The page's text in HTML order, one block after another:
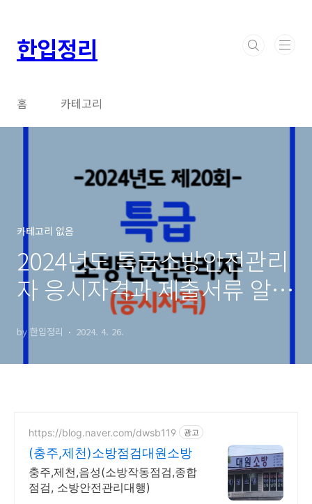
한입정리
홈 카테고리
카테고리 없음
2024년도 특급소방안전관리
자 응시자격과 제출서류 알아
by 한입정리 2024. 4. 26.
https://blog.naver.com/dwsb119 광고
(충주,제천)소방점검대원소방
충주,제천,음성(소방작동점검,종합
점검, 소방안전관리대행)